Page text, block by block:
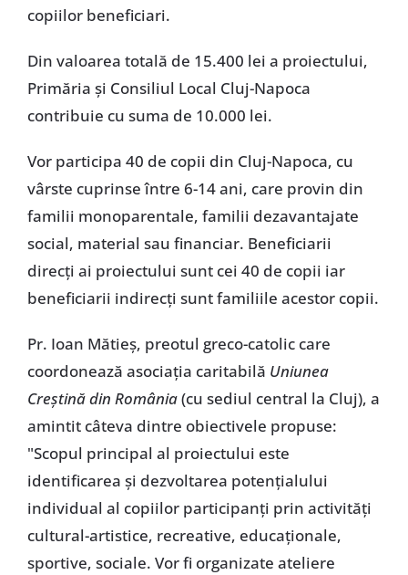
copiilor beneficiari.
Din valoarea totală de 15.400 lei a proiectului,
Primăria și Consiliul Local Cluj-Napoca
contribuie cu suma de 10.000 lei.
Vor participa 40 de copii din Cluj-Napoca, cu
vârste cuprinse între 6-14 ani, care provin din
familii monoparentale, familii dezavantajate
social, material sau financiar. Beneficiarii
direcți ai proiectului sunt cei 40 de copii iar
beneficiarii indirecți sunt familiile acestor copii.
Pr. Ioan Mătieș, preotul greco-catolic care
coordonează asociația caritabilă Uniunea
Creștină din România(cu sediul central la Cluj), a
amintit câteva dintre obiectivele propuse:
"Scopul principal al proiectului este
identificarea și dezvoltarea potențialului
individual al copiilor participanți prin activități
cultural-artistice, recreative, educaționale,
sportive, sociale. Vor fi organizate ateliere